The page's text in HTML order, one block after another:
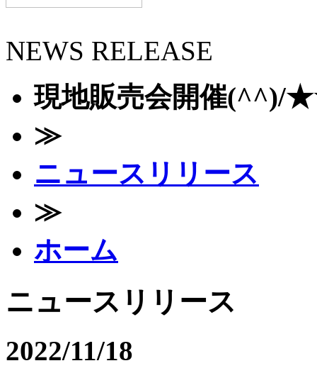
NEWS RELEASE
現地販売会開催
≫
ニュースリリース
≫
ホーム
ニュースリリース
2022/11/18